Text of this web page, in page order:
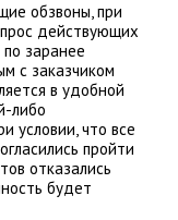
обзвоны, при
действующих
заранее
с заказчиком
в удобной
либо
условии, что все
пройти
отказались
будет